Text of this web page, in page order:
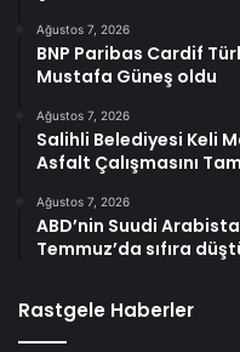
Ağustos 7, 2026
BNP Paribas Cardif
Mustafa Güneş oldu
Ağustos 7, 2026
Salihli Belediyesi Keli
Asfalt Çalışmasını
Ağustos 7, 2026
ABD’nin Suudi
Temmuz’da sıfıra
Rastgele Haberler